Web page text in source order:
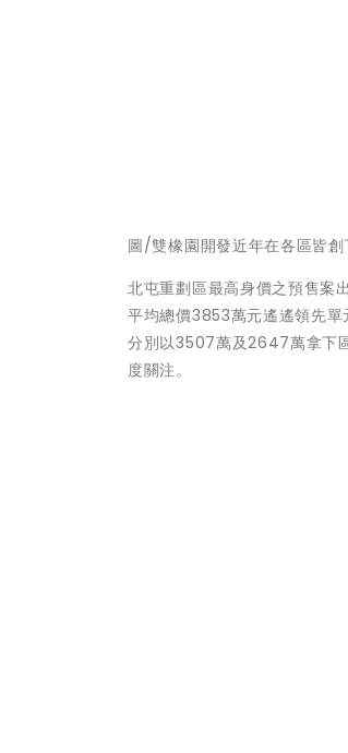
圖/雙橡園開發近年在各區皆創
北屯重劃區最高身價之預售案
平均總價3853萬元遙遙領先單
分別以3507萬及2647萬拿下
度關注。